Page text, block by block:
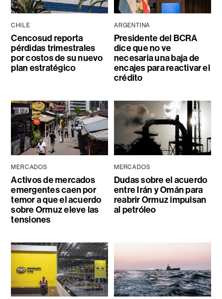
CHILE
Cencosud reporta
pérdidas trimestrales
por costos de su nuevo
plan estratégico
ARGENTINA
Presidente del BCRA
dice que no ve
necesaria una baja de
encajes para reactivar el
crédito
MERCADOS
Activos de mercados
emergentes caen por
temor a que el acuerdo
sobre Ormuz eleve las
tensiones
MERCADOS
Dudas sobre el acuerdo
entre Irán y Omán para
reabrir Ormuz impulsan
al petróleo